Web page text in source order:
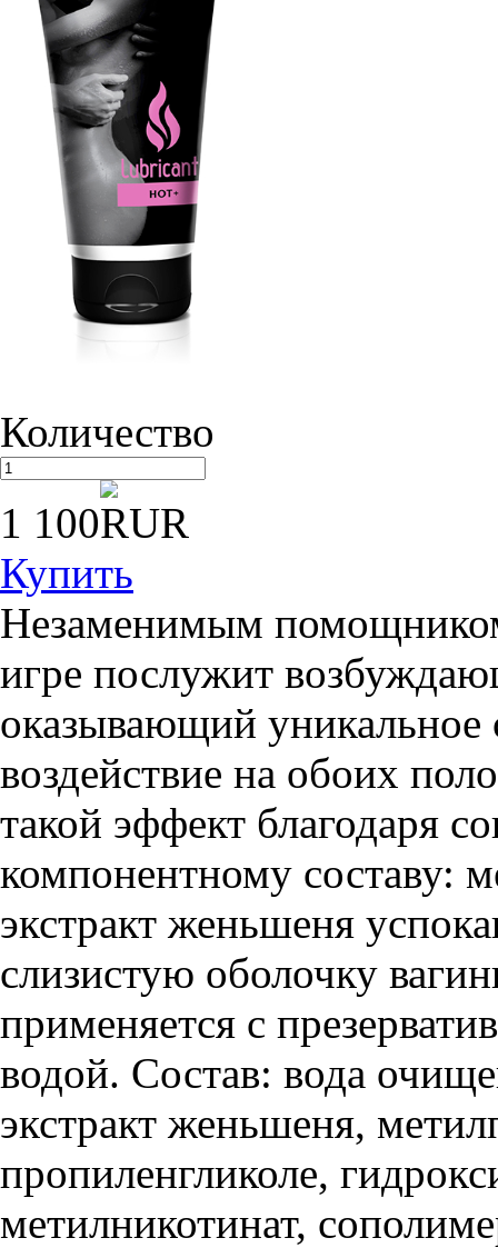
Количество
1 100
Купить
Незаменимым
игре послужит
оказывающий
воздействие на обоих
такой эффект благодаря
компонентному составу:
экстракт женьшеня
слизистую оболочку
применяется с
водой. Состав: вода
экстракт женьшеня,
пропиленгликоле,
метилникотинат,